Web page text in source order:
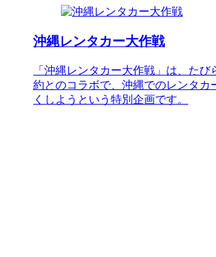
沖縄レンタカー大作戦
「沖縄レンタカー大作戦」は、た
約とのコラボで、沖縄でのレンタカ
くしようという特別企画です。